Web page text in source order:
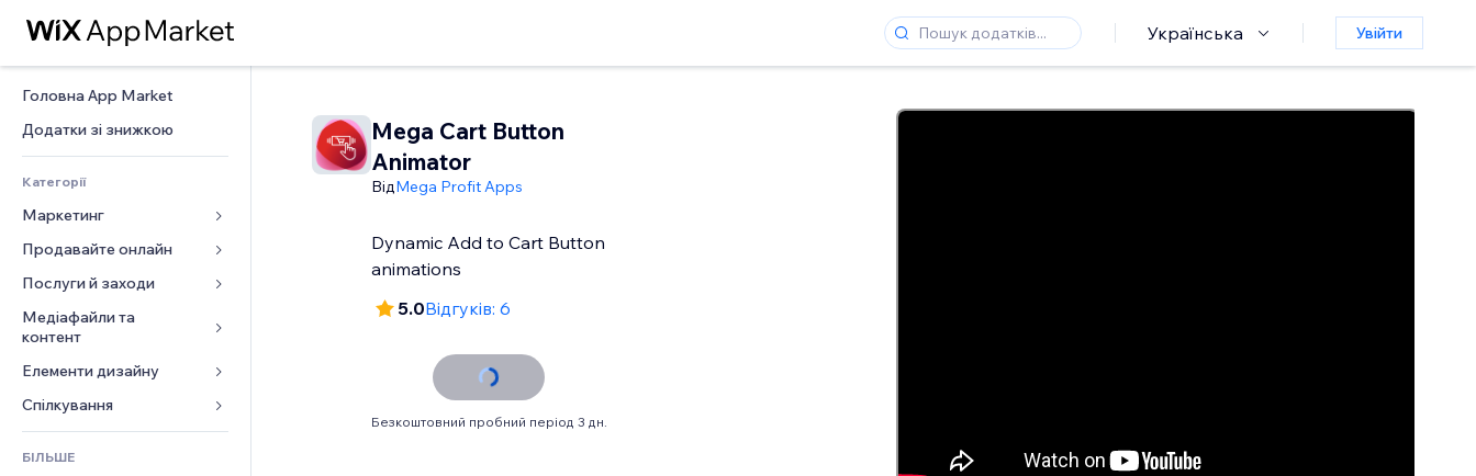
Українська Увійти
Головна App Market
Додатки зі знижкою
Категорії
Маркетинг
Реклама
Мобільний
Аналітика
Соцмережі
SEO
Залучення
Розміщення сайту
Ел. пошта
Продавайте онлайн
Додатки для магазинів
Надсилання та доставка
Кнопки продажу
Онлайн‑курси
Друк на замовлення
Бухгалтерський облік
Купони й лояльність
Послуги й заходи
Готелі
Заходи
Ресторани
Нерухомість
Медіафайли та
контент
Галерея
Музика
Подкасти
Фотографія
Елементи дизайну
Карти й навігація
Конфіденційність і безпека
Годинник
Форми
БІЛЬШЕ
Mega Cart Button
Animator
ВідMega Profit Apps
Dynamic Add to Cart Button
animations
5.0Відгуків: 6
Безкоштовний пробний період 3 дн.